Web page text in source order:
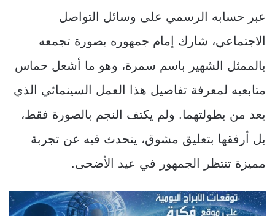
عبر حسابه الرسمي على وسائل التواصل
الاجتماعي، شارك إمام جمهوره بصورة تجمعه
بالممثل الشهير باسم سمرة، وهو ما أشعل حماس
متابعيه لمعرفة تفاصيل هذا العمل السينمائي الذي
يعد من بطولتهما. ولم يكتف النجم بالصورة فقط،
بل أرفقها بتعليق مشوق، يتحدث فيه عن تجربة
مميزة تنتظر الجمهور في عيد الأضحى.